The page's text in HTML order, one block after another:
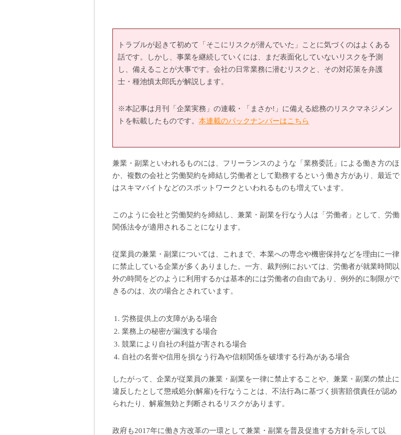
トラブルが起きて初めて「そこにリスクが潜んでいた」ことに気づくのはよくある
話です。しかし、事業を継続していくには、まだ表面化していないリスクを予測
し、備えることが大事です。会社の日常業務に潜むリスクと、その対応策を弁護
士・種池慎太郎氏が解説します。
※本記事は月刊「企業実務」の連載・「まさか!」に備える総務のリスクマネジメン
トを転載したものです。 本連載のバックナンバーはこちら
兼業・副業といわれるものには、フリーランスのような「業務委託」による働き方のほ
か、複数の会社と労働契約を締結し労働者として勤務するという働き方があり、最近で
はスキマバイトなどのスポットワークといわれるものも増えています。
このように会社と労働契約を締結し、兼業・副業を行なう人は「労働者」として、労働
関係法令が適用されることになります。
従業員の兼業・副業については、これまで、本業への専念や機密保持などを理由に一律
に禁止している企業が多くありました。一方、裁判例においては、労働者が就業時間以
外の時間をどのように利用するかは基本的には労働者の自由であり、例外的に制限がで
きるのは、次の場合とされています。
労務提供上の支障がある場合
業務上の秘密が漏洩する場合
競業により自社の利益が害される場合
自社の名誉や信用を損なう行為や信頼関係を破壊する行為がある場合
したがって、企業が従業員の兼業・副業を一律に禁止することや、兼業・副業の禁止に
違反したとして懲戒処分(解雇)を行なうことは、不法行為に基づく損害賠償責任が認め
られたり、解雇無効と判断されるリスクがあります。
政府も2017年に働き方改革の一環として兼業・副業を普及促進する方針を示して以